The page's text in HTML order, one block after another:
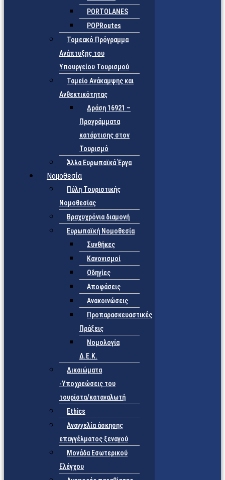
PORTOLANES
POPRoutes
Τομεακό Πρόγραμμα
Ανάπτυξης του
Υπουργείου Τουρισμού
Ταμείο Ανάκαμψης και
Ανθεκτικότητας
Δράση 16921 –
Προγράμματα
κατάρτισης στον
Τουρισμό
Άλλα Ευρωπαϊκά Έργα
Νομοθεσία
Πύλη Τουριστικής
Νομοθεσίας
Βραχυχρόνια διαμονή
Ευρωπαϊκή Νομοθεσία
Συνθήκες
Κανονισμοί
Οδηγίες
Αποφάσεις
Ανακοινώσεις
Προπαρασκευαστικές
Πράξεις
Νομολογία
Δ.Ε.Κ.
Δικαιώματα
-Υποχρεώσεις του
τουρίστα/καταναλωτή
Ethics
Αναγγελία άσκησης
επαγγέλματος ξεναγού
Μονάδα Εσωτερικού
Ελέγχου